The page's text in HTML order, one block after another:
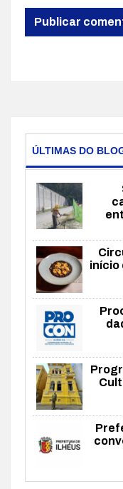
ÚLTIMAS DO
início